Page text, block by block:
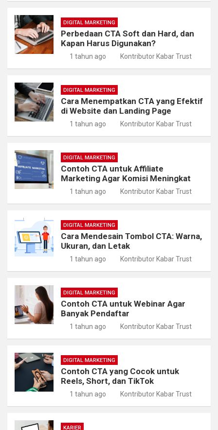
DIGITAL MARKETING
Perbedaan CTA Soft dan Hard, dan
Kapan Harus Digunakan?
1 tahun ago Kontributor Kabar Trust
DIGITAL MARKETING
Cara Menempatkan CTA yang Efektif
di Website dan Landing Page
1 tahun ago Kontributor Kabar Trust
DIGITAL MARKETING
Contoh CTA untuk Affiliate
Marketing Agar Komisi Meningkat
1 tahun ago Kontributor Kabar Trust
DIGITAL MARKETING
Cara Mendesain Tombol CTA: Warna,
Ukuran, dan Letak
1 tahun ago Kontributor Kabar Trust
DIGITAL MARKETING
Contoh CTA untuk Webinar Agar
Banyak Pendaftar
1 tahun ago Kontributor Kabar Trust
DIGITAL MARKETING
Contoh CTA yang Cocok untuk
Reels, Short, dan TikTok
1 tahun ago Kontributor Kabar Trust
KARIER